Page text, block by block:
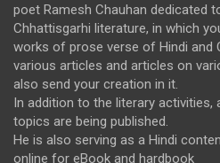
poet Ramesh Chauhan dedicated
Chhattisgarhi literature, in which
works of prose verse of Hindi and
various articles and articles on
also send your creation in it.
In addition to the literary
topics are being published.
He is also serving as a Hindi
online for eBook and hardbook